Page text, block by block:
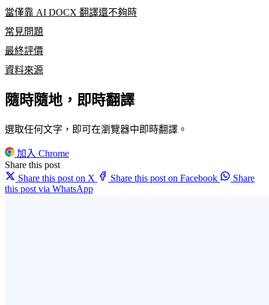
當僅靠 AI DOCX 翻譯還不夠時
常見問題
最終評價
資料來源
隨時隨地，即時翻譯
選取任何文字，即可在瀏覽器中即時翻譯。
加入 Chrome
Share this post
Share this post on X
Share this post on Facebook
Share
this post via WhatsApp